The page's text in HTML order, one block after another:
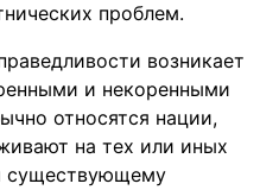
проблем.
возникает
и некоренными
относятся нации,
на тех или иных
существующему